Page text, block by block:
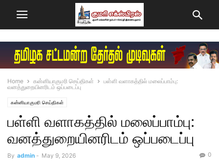
Home கன்னியாகுமரி செய்திகள்
பள்ளி வளாகத்தில் மலைப்பாம்பு:
வனத்துறையினரிடம் ஒப்படைப்பு
கன்னியாகுமரி செய்திகள்
பள்ளி வளாகத்தில் மலைப்பாம்பு:
வனத்துறையினரிடம் ஒப்படைப்பு
By admin - May 9, 2026 0